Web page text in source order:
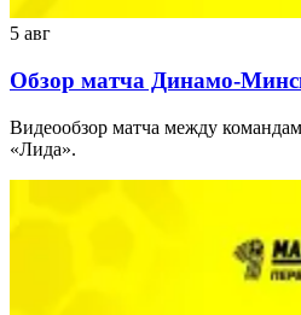
5 авг
Обзор матча Динамо-
Видеообзор матча между
«Лида».